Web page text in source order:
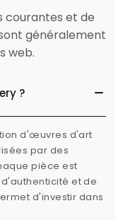
courantes et de
généralement
web.
?
d'œuvres d'art
par des
pièce est
et de
d'investir dans